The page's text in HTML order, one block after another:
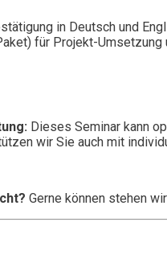
in Deutsch und
für Projekt-
Dieses Seminar kann
wir Sie auch mit
Gerne können stehen